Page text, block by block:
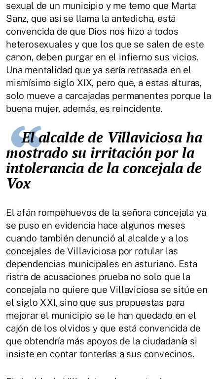
sexual de un municipio y me temo que Marta
Sanz, que así se llama la antedicha, está
convencida de que Dios nos hizo a todos
heterosexuales y que los que se salen de este
canon, deben purgar en el infierno sus vicios.
Una mentalidad que ya sería retrasada en el
mismísimo siglo XIX, pero que, a estas alturas,
solo mueve a carcajadas permanentes porque la
buena mujer, además, es reincidente.
El alcalde de Villaviciosa ha
mostrado su irritación por la
intolerancia de la concejala de
Vox
El afán rompehuevos de la señora concejala ya
se puso en evidencia hace algunos meses
cuando también denunció al alcalde y a los
concejales de Villaviciosa por rotular las
dependencias municipales en asturiano. Esta
ristra de acusaciones prueba no solo que la
concejala no quiere que Villaviciosa se sitúe en
el siglo XXI, sino que sus propuestas para
mejorar el municipio se le han quedado en el
cajón de los olvidos y que está convencida de
que obtendría más apoyos de la ciudadanía si
insiste en contar tonterías a sus convecinos.